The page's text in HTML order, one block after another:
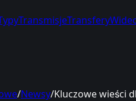
TransmisjeTransfery
/Newsy/Kluczowe wieści